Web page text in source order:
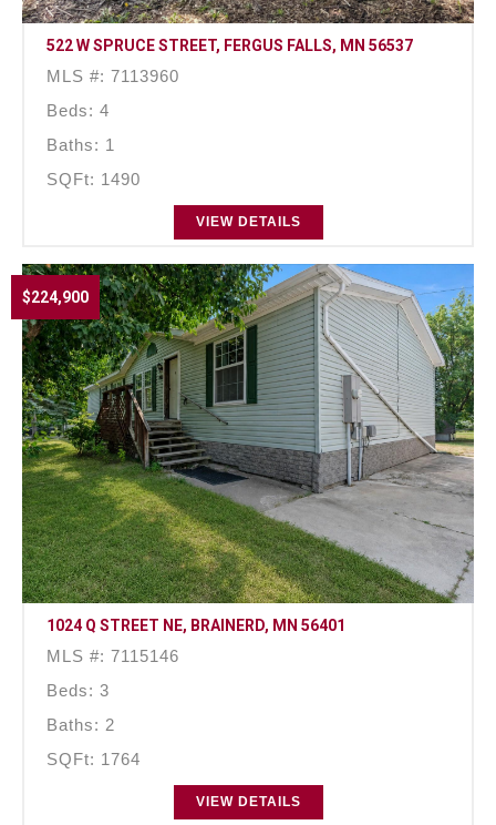
522 W SPRUCE STREET, FERGUS FALLS, MN 56537
MLS #: 7113960
Beds: 4
Baths: 1
SQFt: 1490
VIEW DETAILS
$224,900
1024 Q STREET NE, BRAINERD, MN 56401
MLS #: 7115146
Beds: 3
Baths: 2
SQFt: 1764
VIEW DETAILS